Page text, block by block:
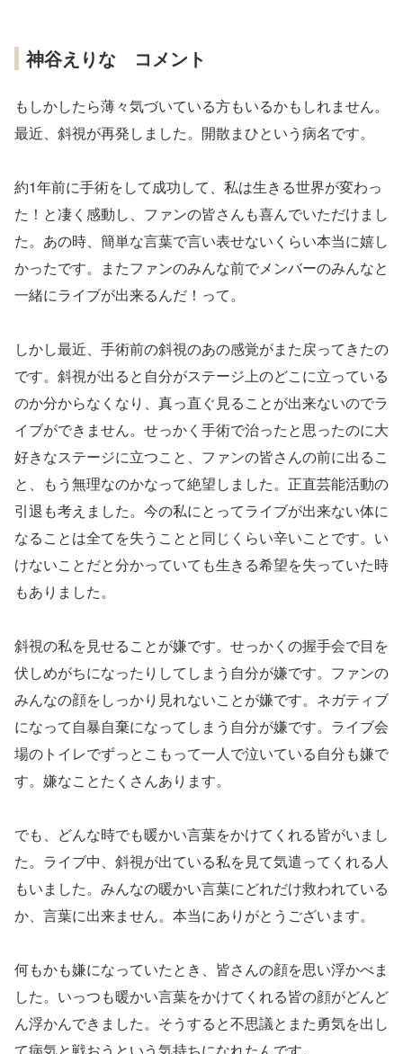
神谷えりな コメント
もしかしたら薄々気づいている方もいるかもしれません。
最近、斜視が再発しました。開散まひという病名です。
約1年前に手術をして成功して、私は生きる世界が変わっ
た！と凄く感動し、ファンの皆さんも喜んでいただけまし
た。あの時、簡単な言葉で言い表せないくらい本当に嬉し
かったです。またファンのみんな前でメンバーのみんなと
一緒にライブが出来るんだ！って。
しかし最近、手術前の斜視のあの感覚がまた戻ってきたの
です。斜視が出ると自分がステージ上のどこに立っている
のか分からなくなり、真っ直ぐ見ることが出来ないのでラ
イブができません。せっかく手術で治ったと思ったのに大
好きなステージに立つこと、ファンの皆さんの前に出るこ
と、もう無理なのかなって絶望しました。正直芸能活動の
引退も考えました。今の私にとってライブが出来ない体に
なることは全てを失うことと同じくらい辛いことです。い
けないことだと分かっていても生きる希望を失っていた時
もありました。
斜視の私を見せることが嫌です。せっかくの握手会で目を
伏しめがちになったりしてしまう自分が嫌です。ファンの
みんなの顔をしっかり見れないことが嫌です。ネガティブ
になって自暴自棄になってしまう自分が嫌です。ライブ会
場のトイレでずっとこもって一人で泣いている自分も嫌で
す。嫌なことたくさんあります。
でも、どんな時でも暖かい言葉をかけてくれる皆がいまし
た。ライブ中、斜視が出ている私を見て気遣ってくれる人
もいました。みんなの暖かい言葉にどれだけ救われている
か、言葉に出来ません。本当にありがとうございます。
何もかも嫌になっていたとき、皆さんの顔を思い浮かべま
した。いっつも暖かい言葉をかけてくれる皆の顔がどんど
ん浮かんできました。そうすると不思議とまた勇気を出し
て病気と戦おうという気持ちになれたんです。